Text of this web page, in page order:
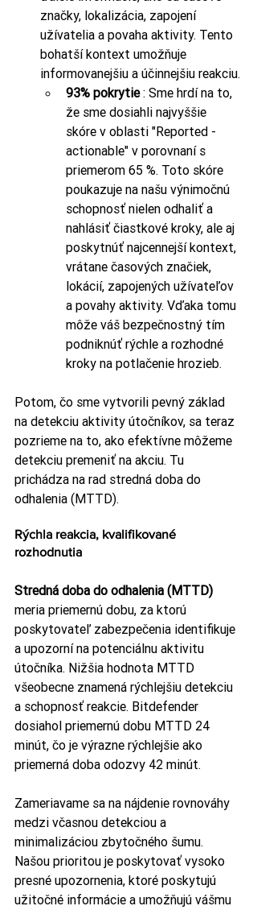
značky, lokalizácia, zapojení
užívatelia a povaha aktivity. Tento
bohatší kontext umožňuje
informovanejšiu a účinnejšiu reakciu.
93% pokrytie : Sme hrdí na to,
že sme dosiahli najvyššie
skóre v oblasti "Reported -
actionable" v porovnaní s
priemerom 65 %. Toto skóre
poukazuje na našu výnimočnú
schopnosť nielen odhaliť a
nahlásiť čiastkové kroky, ale aj
poskytnúť najcennejší kontext,
vrátane časových značiek,
lokácií, zapojených užívateľov
a povahy aktivity. Vďaka tomu
môže váš bezpečnostný tím
podniknúť rýchle a rozhodné
kroky na potlačenie hrozieb.
Potom, čo sme vytvorili pevný základ
na detekciu aktivity útočníkov, sa teraz
pozrieme na to, ako efektívne môžeme
detekciu premeniť na akciu. Tu
prichádza na rad stredná doba do
odhalenia (MTTD).
Rýchla reakcia, kvalifikované
rozhodnutia
Stredná doba do odhalenia (MTTD)
meria priemernú dobu, za ktorú
poskytovateľ zabezpečenia identifikuje
a upozorní na potenciálnu aktivitu
útočníka. Nižšia hodnota MTTD
všeobecne znamená rýchlejšiu detekciu
a schopnosť reakcie. Bitdefender
dosiahol priemernú dobu MTTD 24
minút, čo je výrazne rýchlejšie ako
priemerná doba odozvy 42 minút.
Zameriavame sa na nájdenie rovnováhy
medzi včasnou detekciou a
minimalizáciou zbytočného šumu.
Našou prioritou je poskytovať vysoko
presné upozornenia, ktoré poskytujú
užitočné informácie a umožňujú vášmu